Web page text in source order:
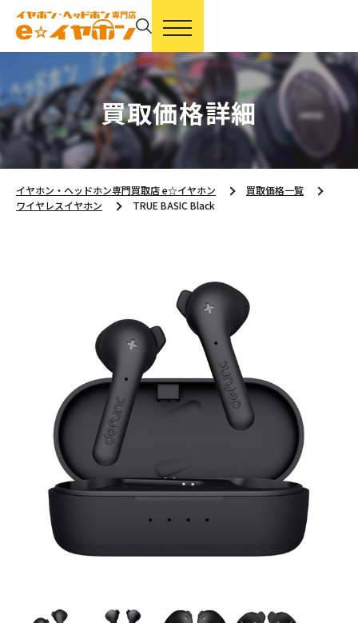
買取価格詳細
イヤホン・ヘッドホン専門買取店 e☆イヤホン
買取価格一覧
ワイヤレスイヤホン
TRUE BASIC Black